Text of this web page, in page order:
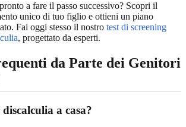
a fare il passo successivo? Scopri il
unico di tuo figlio e ottieni un piano
Fai oggi stesso il nostro test di screening
, progettato da esperti.
da Parte dei Genitori
a casa?